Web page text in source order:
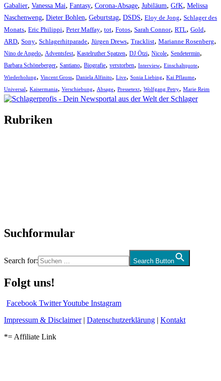
Gabalier, Vanessa Mai, Fantasy, Corona-Absage, Jubiläum, GfK, Melissa
Naschenweng, Dieter Bohlen, Geburtstag, DSDS, Eloy de Jong, Schlager des
Monats, Eric Philippi, Peter Maffay, tot, Fotos, Sarah Connor, RTL, Gold,
ARD, Sony, Schlagerhitparade, Jürgen Drews, Tracklist, Marianne Rosenberg,
Nino de Angelo, Adventsfest, Kastelruther Spatzen, DJ Ötzi, Nicole, Sendetermin,
Barbara Schöneberger, Santiano, Biografie, verstorben, Interview, Einschaltquote,
Wiederholung, Vincent Gross, Daniela Alfinito, Live, Sonia Liebing, Kai Pflaume,
Universal, Kaisermania, Verschiebung, Absage, Pressetext, Wolfgang Petry, Marie Reim
Rubriken
Suchformular
Search for: Search Button
Folgt uns!
Facebook TwitterYoutube Instagram
Impressum & Disclaimer| Datenschutzerklärung
Kontakt
*= Affiliate Link